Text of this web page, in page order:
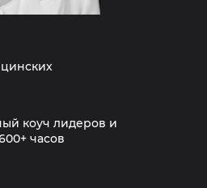
коуч лидеров и
часов